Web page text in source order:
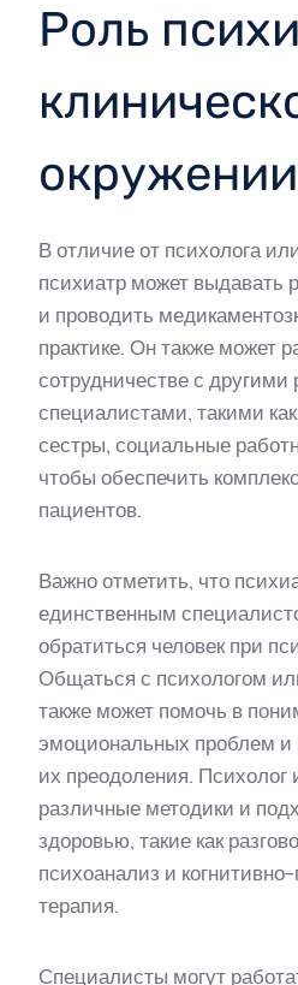
Роль
окружении
В отличие от психолога
психиатр может выдавать
и проводить
практике. Он также может
сотрудничестве с
специалистами, такими
сестры, социальные
чтобы обеспечить
пациентов.
Важно отметить, что
единственным
обратиться человек при
Общаться с психологом
также может помочь в
эмоциональных проблем и
их преодоления. Психолог
различные методики и
здоровью, такие как
психоанализ и
терапия.
Специалисты могут